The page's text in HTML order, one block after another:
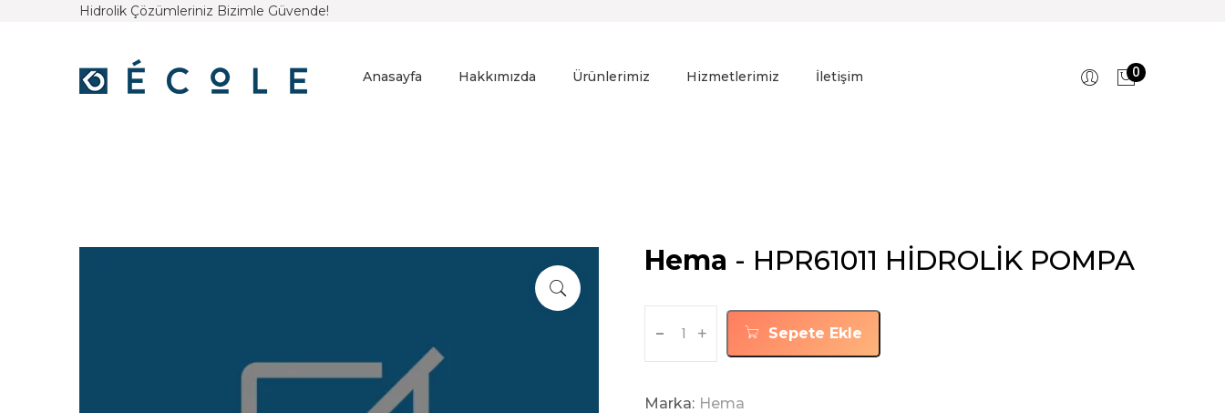
Hidrolik Çözümleriniz Bizimle Güvende!
Anasayfa Hakkımızda Ürünlerimiz Hizmetlerimiz İletişim 0
Hema - HPR61011 HİDROLİK POMPA
- + Sepete Ekle
Marka: Hema